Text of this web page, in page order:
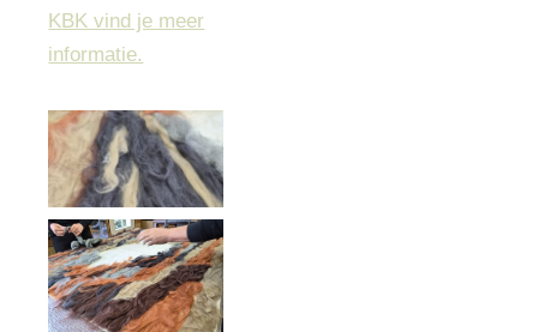
KBK vind je meer
informatie.